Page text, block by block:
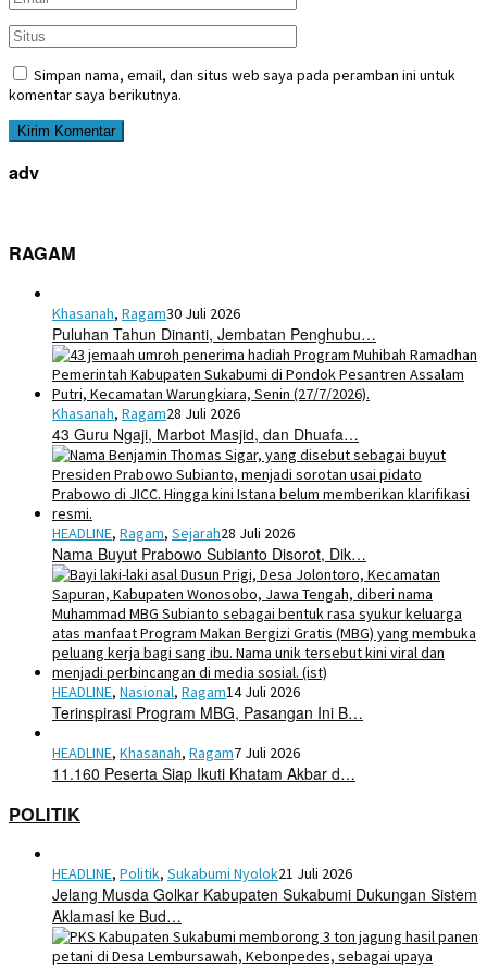
Simpan nama, email, dan situs web saya pada peramban ini untuk
komentar saya berikutnya.
adv
RAGAM
Khasanah, Ragam30 Juli 2026
Puluhan Tahun Dinanti, Jembatan Penghubu…
Khasanah, Ragam28 Juli 2026
43 Guru Ngaji, Marbot Masjid, dan Dhuafa…
HEADLINE, Ragam, Sejarah28 Juli 2026
Nama Buyut Prabowo Subianto Disorot, Dik…
HEADLINE, Nasional, Ragam14 Juli 2026
Terinspirasi Program MBG, Pasangan Ini B…
HEADLINE, Khasanah, Ragam7 Juli 2026
11.160 Peserta Siap Ikuti Khatam Akbar d…
POLITIK
HEADLINE, Politik, Sukabumi Nyolok21 Juli 2026
Jelang Musda Golkar Kabupaten Sukabumi Dukungan Sistem
Aklamasi ke Bud…